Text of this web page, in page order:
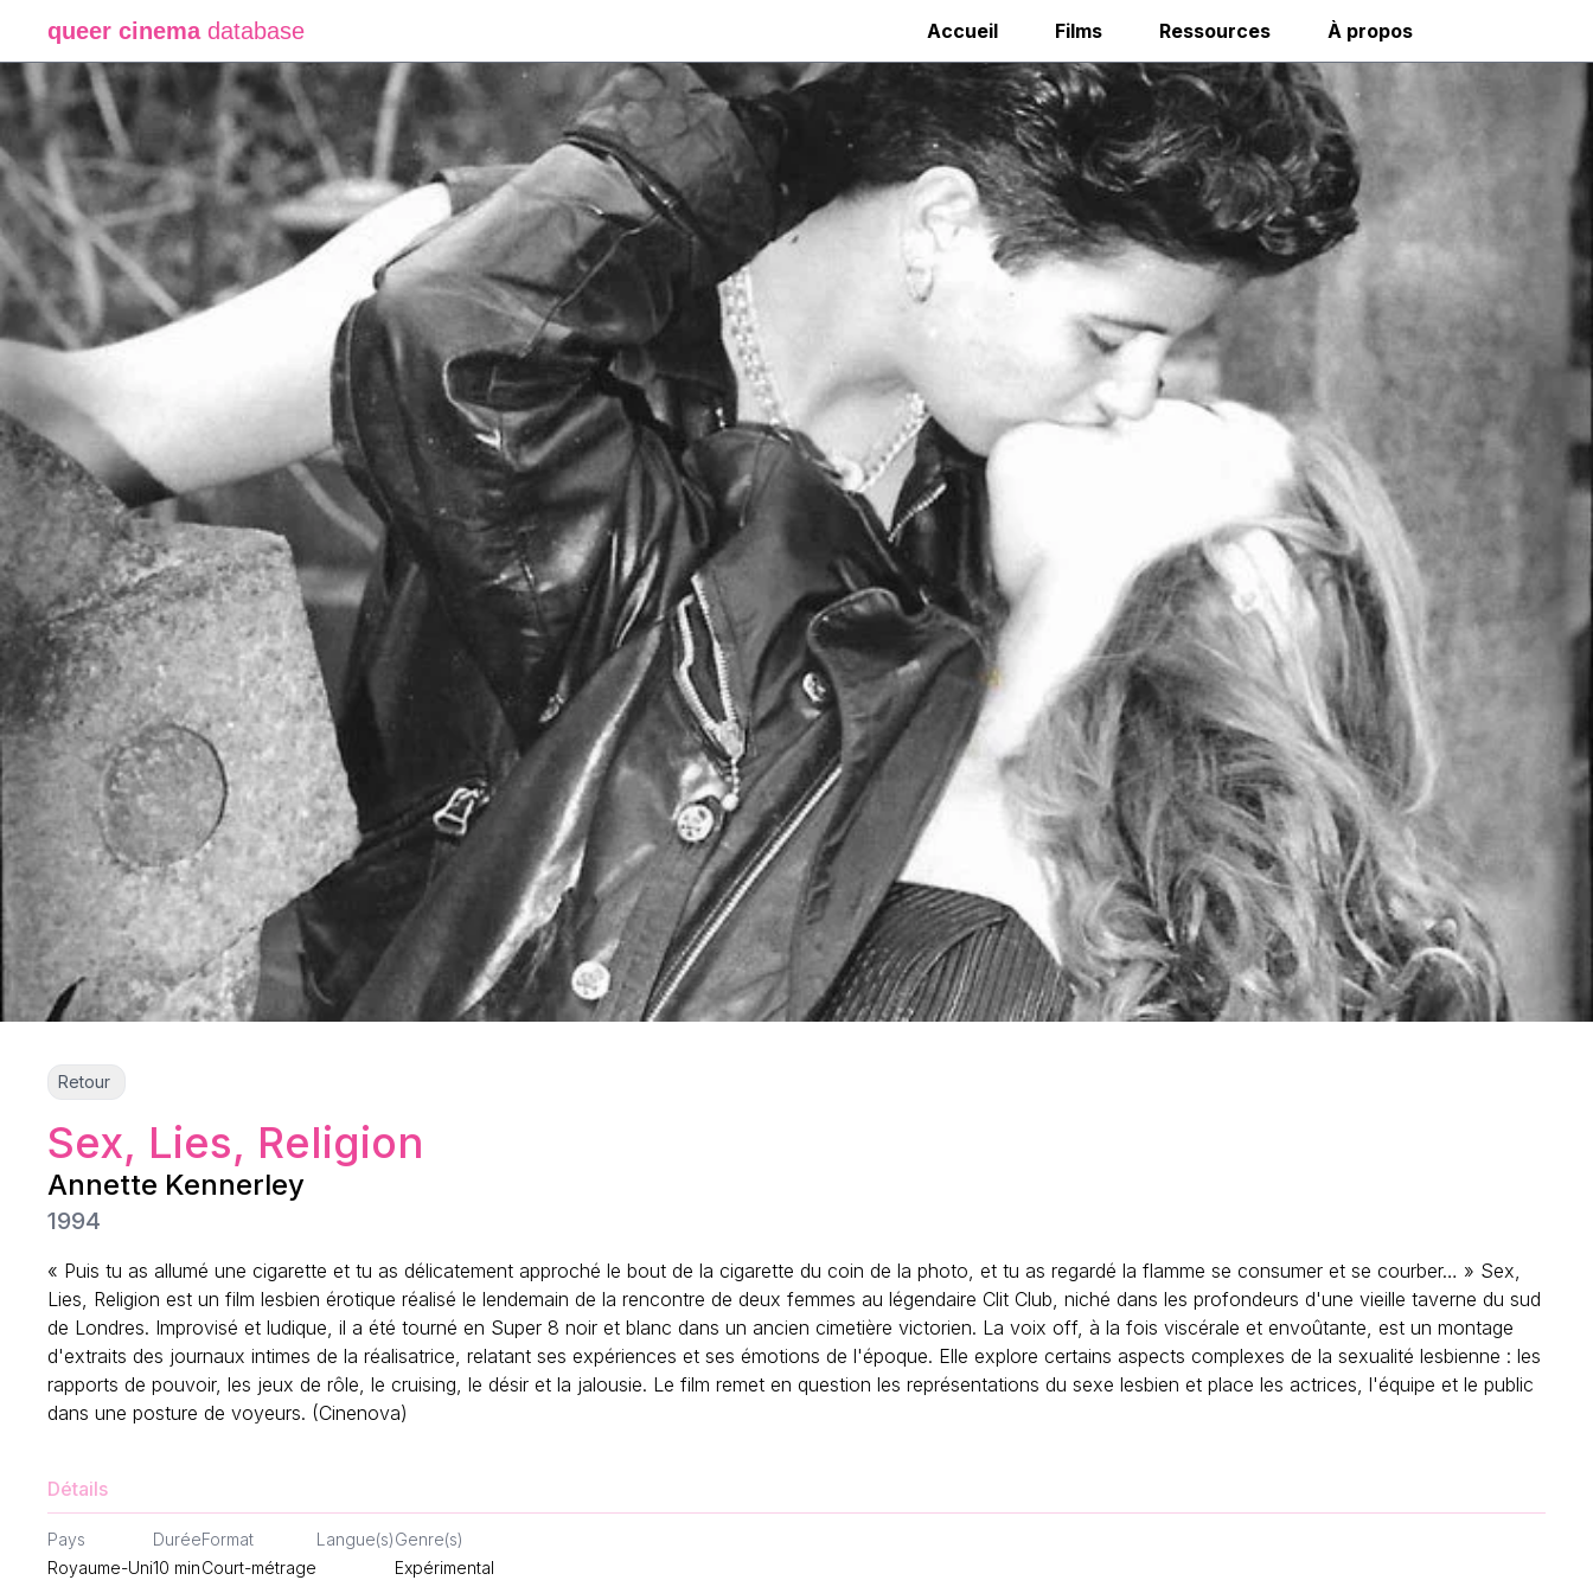
queer cinema database Accueil Films Ressources À propos
Retour
Sex, Lies, Religion
Annette Kennerley
1994
« Puis tu as allumé une cigarette et tu as délicatement approché le bout de la cigarette du coin de la photo, et tu as regardé la flamme se consumer et se courber… » Sex,
Lies, Religion est un film lesbien érotique réalisé le lendemain de la rencontre de deux femmes au légendaire Clit Club, niché dans les profondeurs d'une vieille taverne du sud
de Londres. Improvisé et ludique, il a été tourné en Super 8 noir et blanc dans un ancien cimetière victorien. La voix off, à la fois viscérale et envoûtante, est un montage
d'extraits des journaux intimes de la réalisatrice, relatant ses expériences et ses émotions de l'époque. Elle explore certains aspects complexes de la sexualité lesbienne : les
rapports de pouvoir, les jeux de rôle, le cruising, le désir et la jalousie. Le film remet en question les représentations du sexe lesbien et place les actrices, l'équipe et le public
dans une posture de voyeurs. (Cinenova)
Détails
Pays
Royaume-Uni
Durée
10 min
Format
Court-métrage
Langue(s)Genre(s)
Expérimental